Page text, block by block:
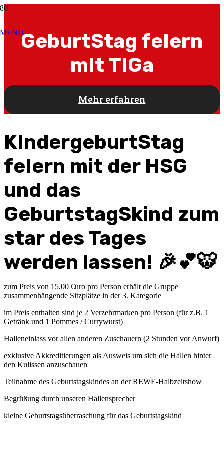
MENUGeburtStag feIern
mIt TIGa
Mehr erfahren
KIndergeburtStag
feIern mit der HSG
und das
GeburtstagSkind zum
star des Tages
werden lassen! 🎉💕🐯
zum Preis von 15,00 €uro pro Person erhält die Gruppe
zusammenhängende Sitzplätze in der 3. Kategorie
im Preis enthalten sind je 2 Verzehrmarken pro Person (für z.B. 1
Getränk und 1 Pommes / Currywurst)
Halleneinlass vor allen anderen Zuschauern (2 Stunden vor Anwurf)
exklusive Akkreditierungen als Ausweis um sich die Hallen hinter
den Kulissen anzuschauen
Teilnahme des Geburtstagskindes an der REWE-Halbzeitshow
Begrüßung durch unseren Hallensprecher
kleine Geburtstagsüberraschung für das Geburtstagskind